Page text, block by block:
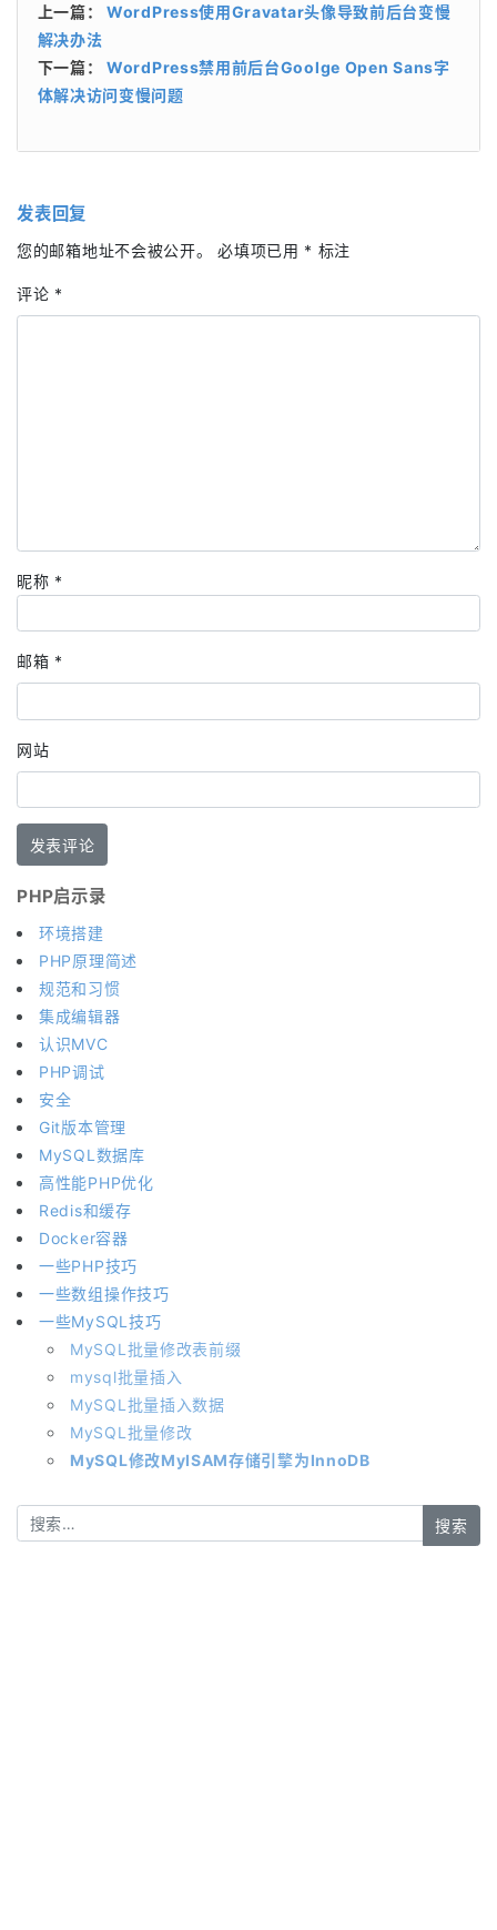
上一篇： WordPress使用Gravatar头像导致前后台变慢
解决办法
下一篇： WordPress禁用前后台Goolge Open Sans字
体解决访问变慢问题
发表回复
您的邮箱地址不会被公开。 必填项已用 * 标注
评论 *
昵称 *
邮箱 *
网站
PHP启示录
环境搭建
PHP原理简述
规范和习惯
集成编辑器
认识MVC
PHP调试
安全
Git版本管理
MySQL数据库
高性能PHP优化
Redis和缓存
Docker容器
一些PHP技巧
一些数组操作技巧
一些MySQL技巧
MySQL批量修改表前缀
mysql批量插入
MySQL批量插入数据
MySQL批量修改
MySQL修改MyISAM存储引擎为InnoDB